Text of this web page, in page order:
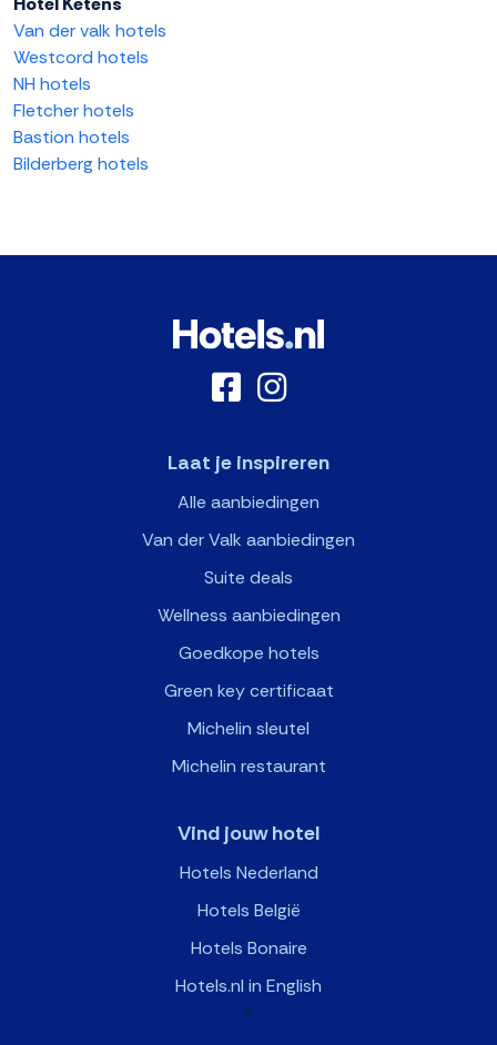
Van der valk hotels
Westcord hotels
NH hotels
Fletcher hotels
Bastion hotels
Bilderberg hotels
Laat je inspireren
Alle aanbiedingen
Van der Valk aanbiedingen
Suite deals
Wellness aanbiedingen
Goedkope hotels
Green key certificaat
Michelin sleutel
Michelin restaurant
Vind jouw hotel
Hotels Nederland
Hotels België
Hotels Bonaire
Hotels.nl in English
>